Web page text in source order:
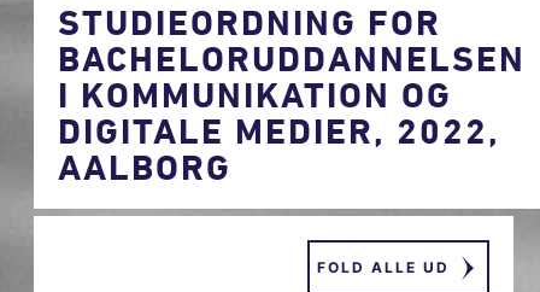
STUDIEORDNING FOR
BACHELORUDDANNELSEN
I KOMMUNIKATION OG
DIGITALE MEDIER, 2022,
AALBORG
FOLD ALLE UD